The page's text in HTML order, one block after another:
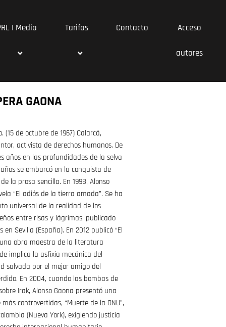
| Media Tarifas Contacto Acceso
autores
GAONA
(15 de octubre de 1967) Calarcá,
activista de derechos humanos. De
años en las profundidades de la selva
se embarcó en la conquista de
la prosa sencilla. En 1998, Alonso
“El adiós de la tierra amada”. Se ha
universal de la realidad de los
entre risas y lágrimas; publicado
en Sevilla (España). En 2012 publicó “El
obra maestra de la literatura
implica la asfixia mecánica del
salvada por el mejor amigo del
En 2004, cuando las bombas de
Irak, Alonso Gaona presentó una
controvertidas, “Muerte de la ONU”,
(Nueva York), exigiendo justicia